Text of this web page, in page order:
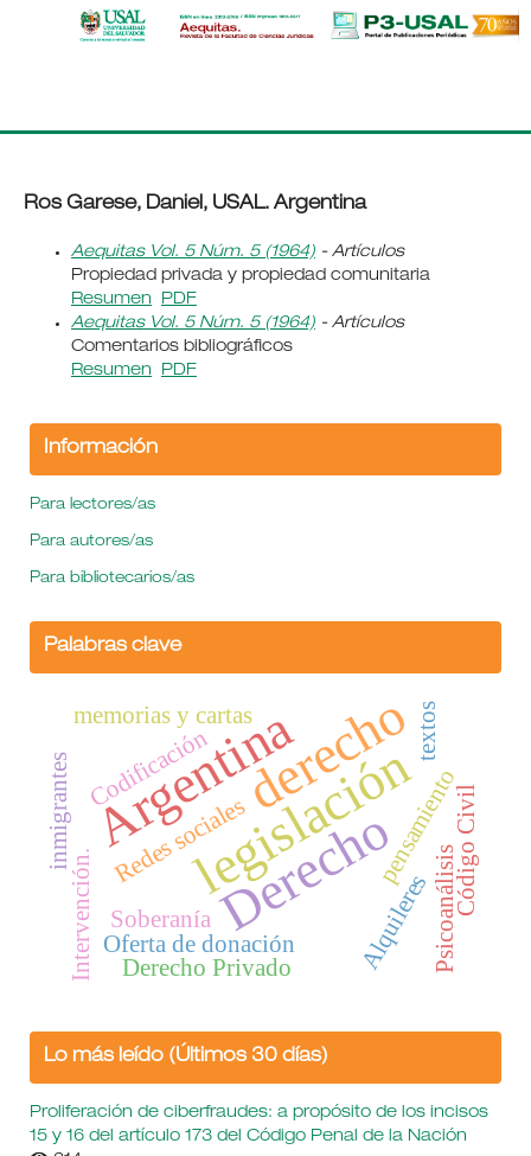
Ros Garese, Daniel, USAL. Argentina
Aequitas Vol. 5 Núm. 5 (1964)- Artículos
Propiedad privada y propiedad comunitaria
Resumen
PDF
Aequitas Vol. 5 Núm. 5 (1964)- Artículos
Comentarios bibliográficos
Resumen
PDF
Información
Para lectores/as
Para autores/as
Para bibliotecarios/as
Palabras clave
legislación
Argentinaderecho
Derecho
memorias y cartas
pensamiento
Redes sociales Código Civil
Oferta de donación
Intervención. Derecho Privado
Codificación
Alquileres
inmigrantes
Psicoanálisis
textos
Soberanía
Lo más leído (Últimos 30 días)
Proliferación de ciberfraudes: a propósito de los incisos
15 y 16 del artículo 173 del Código Penal de la Nación